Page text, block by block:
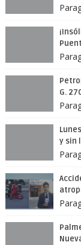
G.
y sin